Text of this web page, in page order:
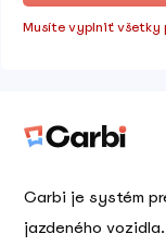
Musíte vyplniť všetky
Carbi je systém
jazdeného